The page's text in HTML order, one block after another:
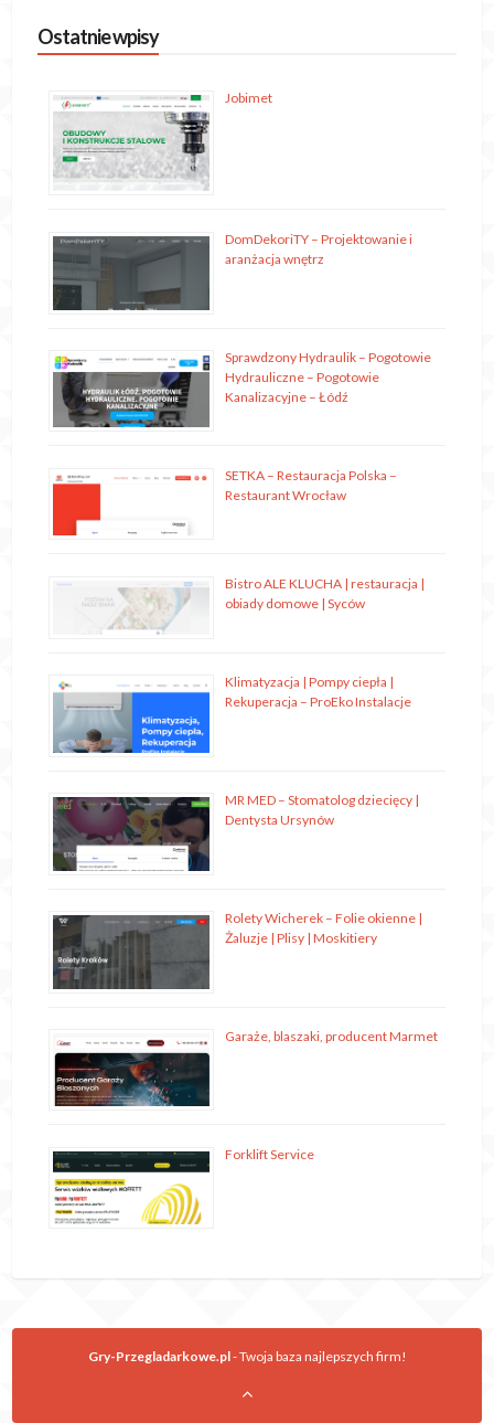
Ostatnie wpisy
Jobimet
DomDekoriTY – Projektowanie i
aranżacja wnętrz
Sprawdzony Hydraulik – Pogotowie
Hydrauliczne – Pogotowie
Kanalizacyjne – Łódź
SETKA – Restauracja Polska –
Restaurant Wrocław
Bistro ALE KLUCHA | restauracja |
obiady domowe | Syców
Klimatyzacja | Pompy ciepła |
Rekuperacja – ProEko Instalacje
MR MED – Stomatolog dziecięcy |
Dentysta Ursynów
Rolety Wicherek – Folie okienne |
Żaluzje | Plisy | Moskitiery
Garaże, blaszaki, producent Marmet
Forklift Service
Gry-Przegladarkowe.pl- Twoja baza najlepszych firm!